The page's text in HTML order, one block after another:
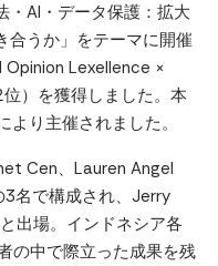
・AI・データ保護：拡大
合うか」をテーマに開催
Opinion Lexellence ×
）を獲得しました。本
り主催されました。
Cen、Lauren Angel
名で構成され、Jerry
出場。インドネシア各
の中で際立った成果を残